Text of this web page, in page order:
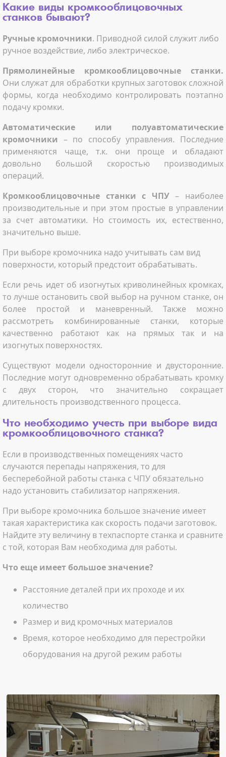
Какие виды кромкооблицовочных
станков бывают?
Ручные кромочники. Приводной силой служит либо
ручное воздействие, либо электрическое.
Прямолинейные кромкооблицовочные станки.
Они служат для обработки крупных заготовок сложной
формы, когда необходимо контролировать поэтапно
подачу кромки.
Автоматические или полуавтоматические
кромочники – по способу управления. Последние
применяются чаще, т.к. они проще и обладают
довольно большой скоростью производимых
операций.
Кромкооблицовочные станки с ЧПУ– наиболее
производительные и при этом простые в управлении
за счет автоматики. Но стоимость их, естественно,
значительно выше.
При выборе кромочника надо учитывать сам вид
поверхности, который предстоит обрабатывать.
Если речь идет об изогнутых криволинейных кромках,
то лучше остановить свой выбор на ручном станке, он
более простой и маневренный. Также можно
рассмотреть комбинированные станки, которые
качественно работают как на прямых так и на
изогнутых поверхностях.
Существуют модели односторонние и двусторонние.
Последние могут одновременно обрабатывать кромку
с двух сторон, что значительно сокращает
длительность производственного процесса.
Что необходимо учесть при выборе вида
кромкооблицовочного станка?
Если в производственных помещениях часто
случаются перепады напряжения, то для
бесперебойной работы станка с ЧПУ обязательно
надо установить стабилизатор напряжения.
При выборе кромочника большое значение имеет
такая характеристика как скорость подачи заготовок.
Найдите эту величину в техпаспорте станка и сравните
с той, которая Вам необходима для работы.
Что еще имеет большое значение?
Расстояние деталей при их проходе и их
количество
Размер и вид кромочных материалов
Время, которое необходимо для перестройки
оборудования на другой режим работы